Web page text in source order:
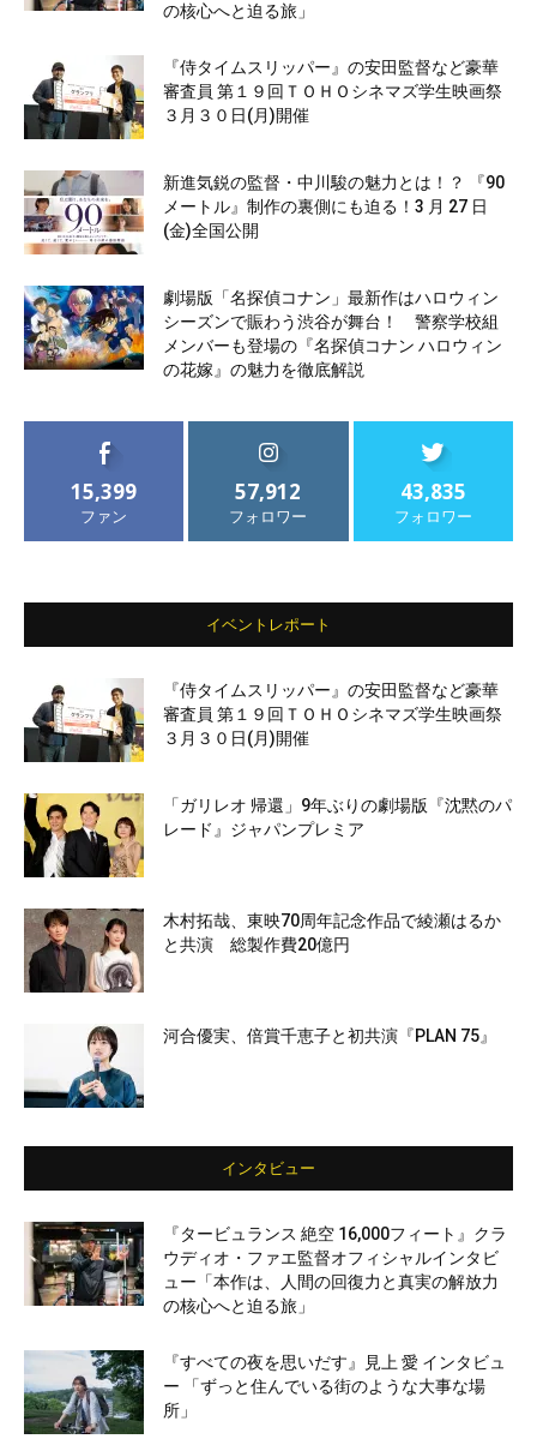
の核心へと迫る旅」
『侍タイムスリッパー』の安田監督など豪華
審査員 第１９回ＴＯＨＯシネマズ学生映画祭
３月３０日(月)開催
新進気鋭の監督・中川駿の魅力とは！？ 『90
メートル』制作の裏側にも迫る！3 月 27 日
(金)全国公開
劇場版「名探偵コナン」最新作はハロウィン
シーズンで賑わう渋谷が舞台！ 警察学校組
メンバーも登場の『名探偵コナン ハロウィン
の花嫁』の魅力を徹底解説
15,399
ファン
57,912
フォロワー
43,835
フォロワー
イベントレポート
『侍タイムスリッパー』の安田監督など豪華
審査員 第１９回ＴＯＨＯシネマズ学生映画祭
３月３０日(月)開催
「ガリレオ 帰還」9年ぶりの劇場版『沈黙のパ
レード』ジャパンプレミア
木村拓哉、東映70周年記念作品で綾瀬はるか
と共演 総製作費20億円
河合優実、倍賞千恵子と初共演『PLAN 75』
インタビュー
『タービュランス 絶空 16,000フィート』クラ
ウディオ・ファエ監督オフィシャルインタビ
ュー「本作は、人間の回復力と真実の解放力
の核心へと迫る旅」
『すべての夜を思いだす』見上 愛 インタビュ
ー 「ずっと住んでいる街のような大事な場
所」